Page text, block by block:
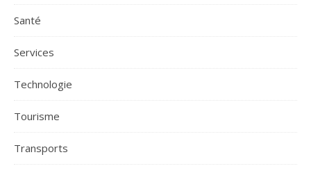
Santé
Services
Technologie
Tourisme
Transports